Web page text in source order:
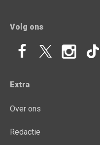
Volg ons
Extra
Over ons
Redactie